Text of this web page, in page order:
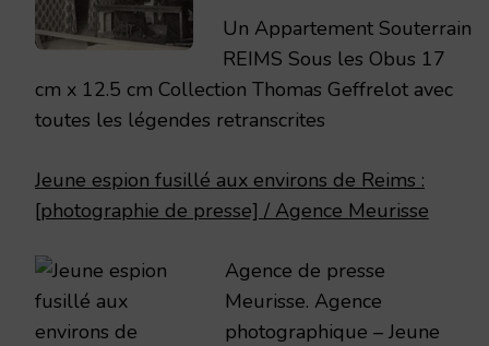
Un Appartement Souterrain
REIMS Sous les Obus 17
cm x 12.5 cm Collection Thomas Geffrelot avec
toutes les légendes retranscrites
Jeune espion fusillé aux environs de Reims :
[photographie de presse] / Agence Meurisse
Agence de presse
Meurisse. Agence
photographique – Jeune